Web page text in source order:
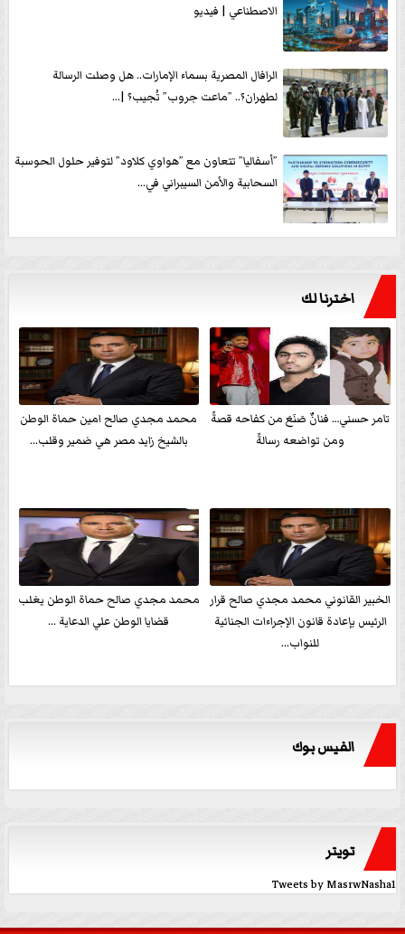
الاصطناعي | فيديو
الرافال المصرية بسماء الإمارات.. هل وصلت الرسالة
لطهران؟.. ”ماعت جروب” تُجيب؟ |...
”أسفاليا” تتعاون مع ”هواوي كلاود” لتوفير حلول الحوسبة
السحابية والأمن السيبراني في...
اخترنا لك
تامر حسني… فنانٌ صَنَعَ من كفاحه قصةً
ومن تواضعه رسالةً
محمد مجدي صالح امين حماة الوطن
بالشيخ زايد مصر هي ضمير وقلب...
الخبير القانوني محمد مجدي صالح قرار
الرئيس بإعادة قانون الإجراءات الجنائية
للنواب...
محمد مجدي صالح حماة الوطن يغلب
قضايا الوطن علي الدعاية ...
الفيس بوك
تويتر
Tweets by MasrwNasha1